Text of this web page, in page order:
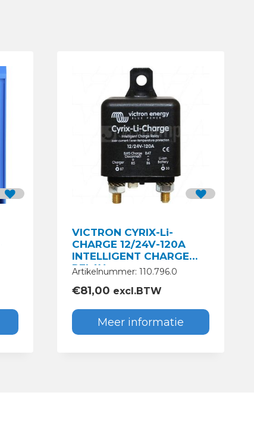
VICTRON CYRIX-Li-
CHARGE 12/24V-120A
INTELLIGENT CHARGE
RELAY
Artikelnummer: 110.796.0
€81,00 excl.BTW
Meer informatie